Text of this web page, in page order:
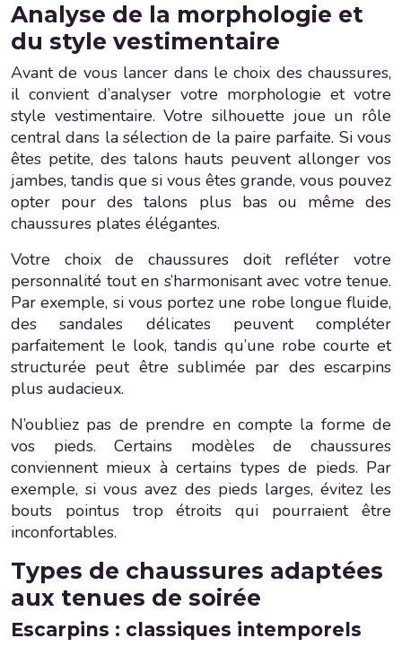
Analyse de la morphologie et
du style vestimentaire
Avant de vous lancer dans le choix des chaussures,
il convient d’analyser votre morphologie et votre
style vestimentaire. Votre silhouette joue un rôle
central dans la sélection de la paire parfaite. Si vous
êtes petite, des talons hauts peuvent allonger vos
jambes, tandis que si vous êtes grande, vous pouvez
opter pour des talons plus bas ou même des
chaussures plates élégantes.
Votre choix de chaussures doit refléter votre
personnalité tout en s’harmonisant avec votre tenue.
Par exemple, si vous portez une robe longue fluide,
des sandales délicates peuvent compléter
parfaitement le look, tandis qu’une robe courte et
structurée peut être sublimée par des escarpins
plus audacieux.
N’oubliez pas de prendre en compte la forme de
vos pieds. Certains modèles de chaussures
conviennent mieux à certains types de pieds. Par
exemple, si vous avez des pieds larges, évitez les
bouts pointus trop étroits qui pourraient être
inconfortables.
Types de chaussures adaptées
aux tenues de soirée
Escarpins : classiques intemporels